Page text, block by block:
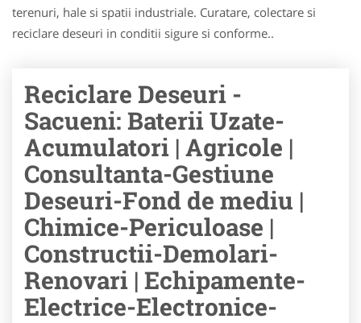
terenuri, hale si spatii industriale. Curatare, colectare si
reciclare deseuri in conditii sigure si conforme..
Reciclare Deseuri -
Sacueni: Baterii Uzate-
Acumulatori | Agricole |
Consultanta-Gestiune
Deseuri-Fond de mediu |
Chimice-Periculoase |
Constructii-Demolari-
Renovari | Echipamente-
Electrice-Electronice-